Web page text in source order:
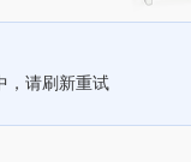
，请刷新重试